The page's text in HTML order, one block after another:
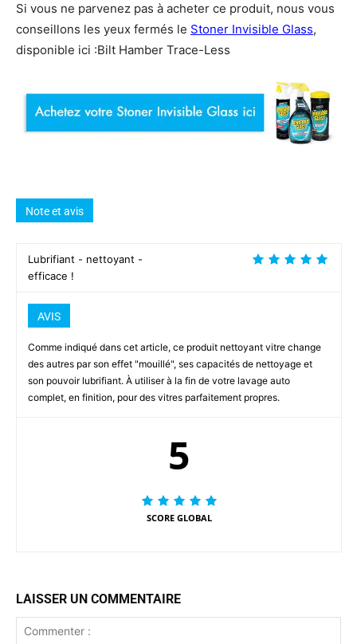
Si vous ne parvenez pas à acheter ce produit, nous vous
conseillons les yeux fermés le Stoner Invisible Glass,
disponible ici :Bilt Hamber Trace-Less
Note et avis
Lubrifiant - nettoyant -
efficace !
AVIS
Comme indiqué dans cet article, ce produit nettoyant vitre change
des autres par son effet "mouillé", ses capacités de nettoyage et
son pouvoir lubrifiant. À utiliser à la fin de votre lavage auto
complet, en finition, pour des vitres parfaitement propres.
5
SCORE GLOBAL
LAISSER UN COMMENTAIRE